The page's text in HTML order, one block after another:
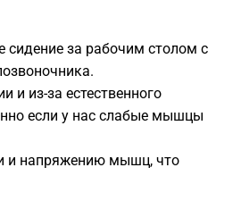
сидение за рабочим столом с
и из-за естественного
если у нас слабые мышцы
и напряжению мышц, что